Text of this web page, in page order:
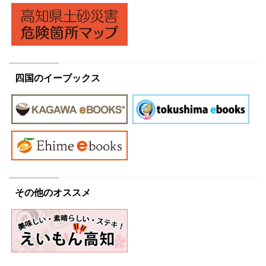
四国のイーブックス
その他のオススメ